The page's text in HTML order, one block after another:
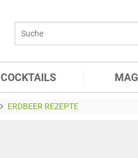
COCKTAILS
ERDBEER REZEPTE